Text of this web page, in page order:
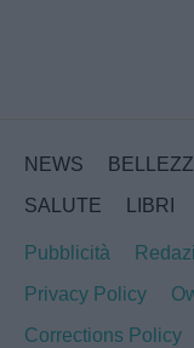
NEWS
SALUTE
LIBRI
Pubblicità
Privacy Policy
Corrections Policy